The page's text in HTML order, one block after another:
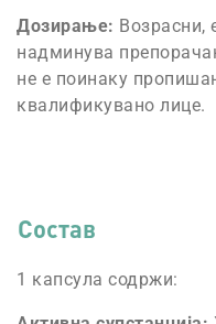
Дозирање: Возрасни,
надминува
не е поинаку
квалификувано лице.
Состав
1 капсула содржи: